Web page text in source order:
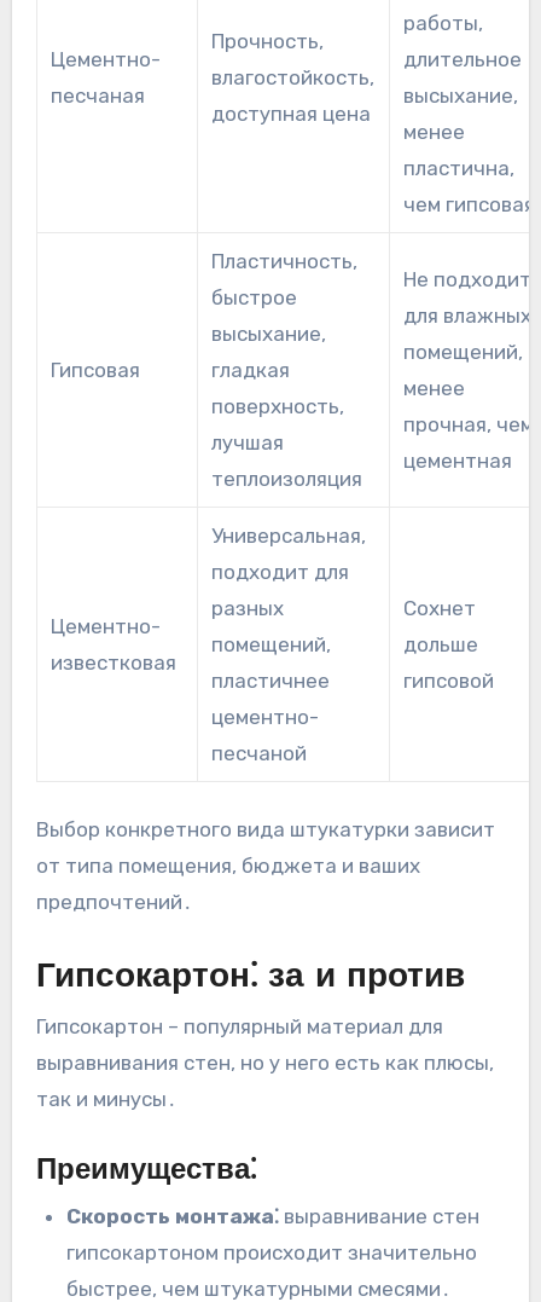
Цементно-
песчаная
Прочность,
влагостойкость,
доступная цена
работы,
длительное
высыхание,
менее
пластична,
чем гипсовая
Гипсовая
Пластичность,
быстрое
высыхание,
гладкая
поверхность,
лучшая
теплоизоляция
Не подходит
для влажных
помещений,
менее
прочная, чем
цементная
Цементно-
известковая
Универсальная,
подходит для
разных
помещений,
пластичнее
цементно-
песчаной
Сохнет
дольше
гипсовой
Выбор конкретного вида штукатурки зависит
от типа помещения, бюджета и ваших
предпочтений․
Гипсокартон⁚ за и против
Гипсокартон – популярный материал для
выравнивания стен, но у него есть как плюсы,
так и минусы․
Преимущества⁚
Скорость монтажа⁚ выравнивание стен
гипсокартоном происходит значительно
быстрее, чем штукатурными смесями․